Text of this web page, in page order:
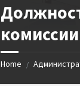
комиссии
Home /